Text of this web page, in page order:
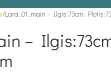
Lara_01_main – Ilgis:73cm,
–